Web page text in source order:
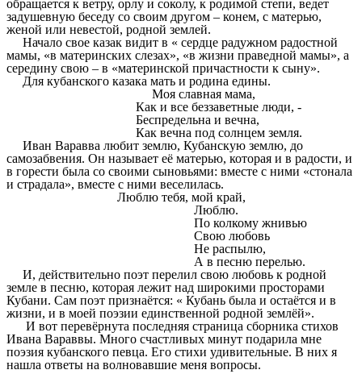
обращается к ветру, орлу и соколу, к родимой степи, ведет
задушевную беседу со своим другом – конем, с матерью,
женой или невестой, родной землей.
Начало свое казак видит в « сердце радужном радостной
мамы, «в материнских слезах», «в жизни праведной мамы», а
середину свою – в «материнской причастности к сыну».
Для кубанского казака мать и родина едины.
Моя славная мама,
Как и все беззаветные люди, -
Беспредельна и вечна,
Как вечна под солнцем земля.
Иван Варавва любит землю, Кубанскую землю, до
самозабвения. Он называет её матерью, которая и в радости, и
в горести была со своими сыновьями: вместе с ними «стонала
и страдала», вместе с ними веселилась.
Люблю тебя, мой край,
Люблю.
По колкому жнивью
Свою любовь
Не распылю,
А в песню перелью.
И, действительно поэт перелил свою любовь к родной
земле в песню, которая лежит над широкими просторами
Кубани. Сам поэт признаётся: « Кубань была и остаётся и в
жизни, и в моей поэзии единственной родной землёй».
И вот перевёрнута последняя страница сборника стихов
Ивана Вараввы. Много счастливых минут подарила мне
поэзия кубанского певца. Его стихи удивительные. В них я
нашла ответы на волновавшие меня вопросы.